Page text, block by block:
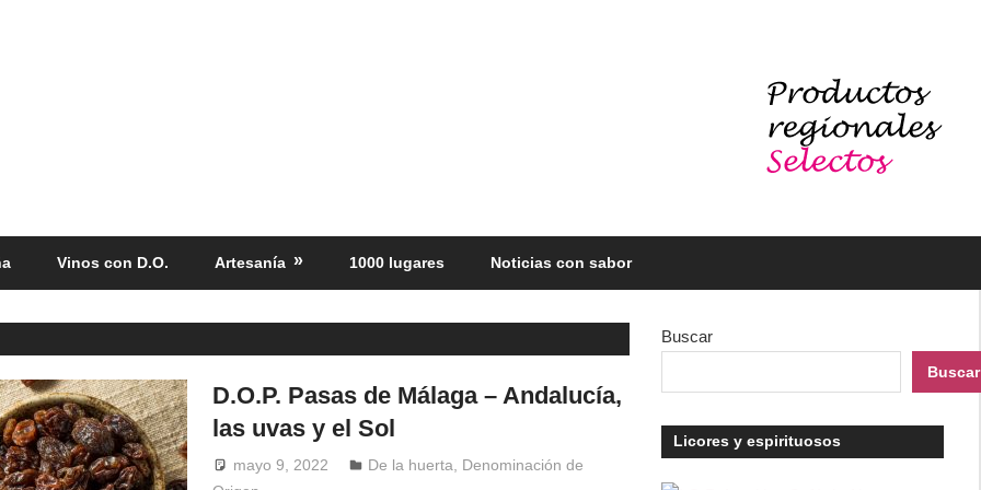
Vinos con D.O. Artesanía 1000 lugares Noticias con sabor
D.O.P. Pasas de Málaga – Andalucía,
las uvas y el Sol
mayo 9, 2022 Windrose
De la huerta
Denominación de
Buscar
Buscar
Licores y espirituosos